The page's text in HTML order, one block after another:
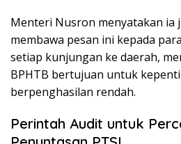
Menteri Nusron menyatakan ia
membawa pesan ini kepada
setiap kunjungan ke daerah,
BPHTB bertujuan untuk
berpenghasilan rendah.
Perintah Audit untuk